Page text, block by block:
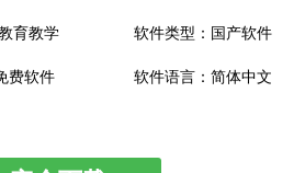
育教学
软件类型：国产软件
费软件
软件语言：简体中文